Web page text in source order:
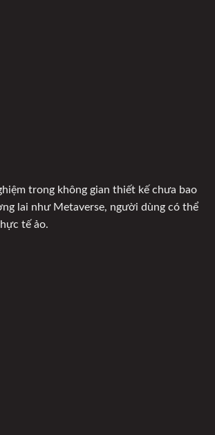
trong không gian thiết kế chưa bao
lai như Metaverse, người dùng có thể
tế ảo.